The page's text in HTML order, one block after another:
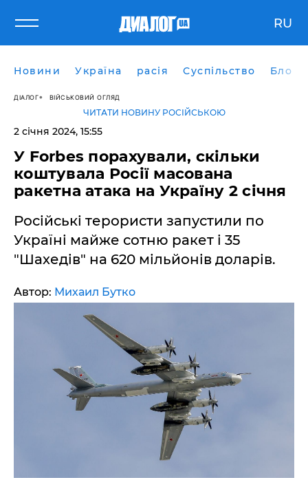
RU
Новини Україна расія Суспільство Блоги
ДІАЛОГ ВІЙСЬКОВИЙ ОГЛЯД
ЧИТАТИ НОВИНУ РОСІЙСЬКОЮ
2 січня 2024, 15:55
У Forbes порахували, скільки
коштувала Росії масована
ракетна атака на Україну 2 січня
Російські терористи запустили по
Україні майже сотню ракет і 35
"Шахедів" на 620 мільйонів доларів.
Автор: Михаил Бутко